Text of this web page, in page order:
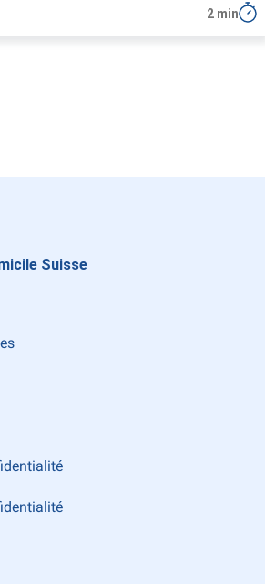
2 min
Suisse